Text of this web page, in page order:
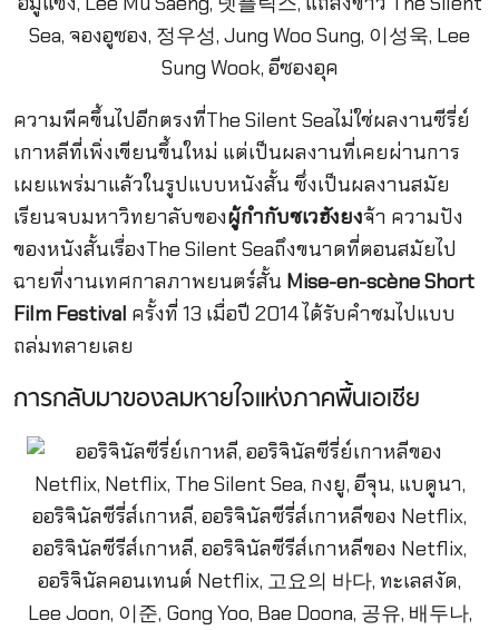
ความพีคขึ้นไปอีกตรงที่The Silent Seaไม่ใช่ผลงานซีรี่ย์
เกาหลีที่เพิ่งเขียนขึ้นใหม่ แต่เป็นผลงานที่เคยผ่านการ
เผยแพร่มาแล้วในรูปแบบหนังสั้น ซึ่งเป็นผลงานสมัย
เรียนจบมหาวิทยาลับของผู้กำกับชเวฮังยงจ้า ความปัง
ของหนังสั้นเรื่องThe Silent Seaถึงขนาดที่ตอนสมัยไป
ฉายที่งานเทศกาลภาพยนตร์สั้น Mise-en-scène Short
Film Festival ครั้งที่ 13 เมื่อปี 2014 ได้รับคำชมไปแบบ
ถล่มทลายเลย
การกลับมาของลมหายใจแห่งภาคพื้นเอเชีย